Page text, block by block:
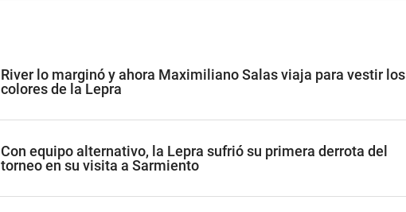
River lo marginó y ahora Maximiliano Salas viaja para vestir los
colores de la Lepra
Con equipo alternativo, la Lepra sufrió su primera derrota del
torneo en su visita a Sarmiento